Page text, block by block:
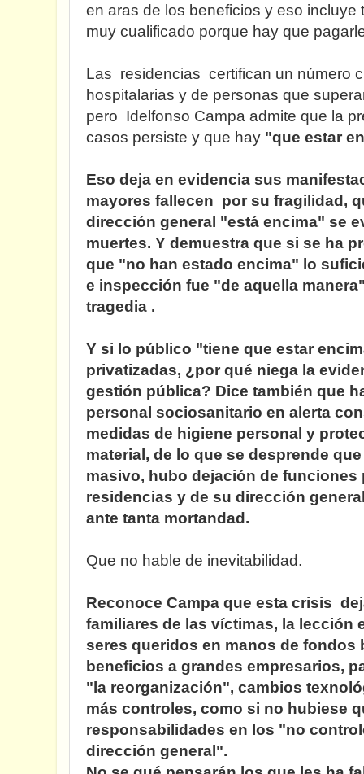
en aras de los beneficios y eso
muy cualificado porque hay que
Las residencias certifican un número
hospitalarias y de personas que
pero Idelfonso Campa admite que la
casos persiste y que hay "que estar
Eso deja en evidencia sus
mayores fallecen por su fragilidad,
dirección general "está encima" se
muertes. Y demuestra que si se ha
que "no han estado encima" lo
e inspección fue "de aquella
tragedia .
Y si lo público "tiene que estar
privatizadas, ¿por qué niega la
gestión pública? Dice también que
personal sociosanitario en alerta
medidas de higiene personal y
material, de lo que se desprende
masivo, hubo dejación de funciones
residencias y de su dirección
ante tanta mortandad.
Que no hable de inevitabilidad.
Reconoce Campa que esta crisis
familiares de las víctimas, la lección
seres queridos en manos de fondos
beneficios a grandes empresarios,
"la reorganización", cambios
más controles, como si no hubiese
responsabilidades en los "no
dirección general".